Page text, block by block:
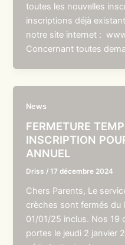
toutes les nouvelles
inscriptions déjà
notre site internet :
Concernant toutes
News
FERMETURE
INSCRIPTION
ANNUEL
Driss /17 décembre 2024
Chers Parents, Le
crèches sont fermés du
01/01/25 inclus. Nos 19
portes le jeudi 2 janvier